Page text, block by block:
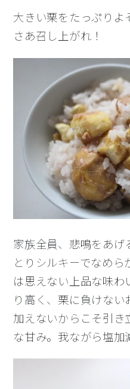
大きい栗をたっぷりよ
さあ召し上がれ！
家族全員、悲鳴をあげ
とりシルキーでなめら
は思えない上品な味わ
り高く、栗に負けない
加えないからこそ引き
な甘み。我ながら塩加